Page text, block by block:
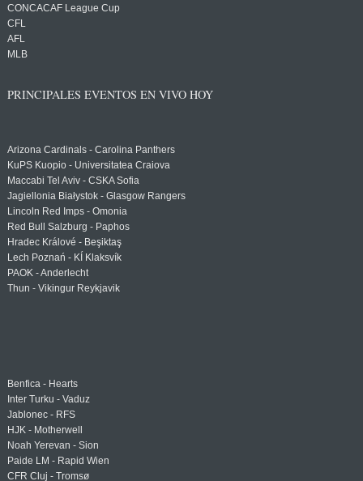
CONCACAF League Cup
CFL
AFL
MLB
PRINCIPALES EVENTOS EN VIVO HOY
Arizona Cardinals - Carolina Panthers
KuPS Kuopio - Universitatea Craiova
Maccabi Tel Aviv - CSKA Sofia
Jagiellonia Białystok - Glasgow Rangers
Lincoln Red Imps - Omonia
Red Bull Salzburg - Paphos
Hradec Králové - Beşiktaş
Lech Poznań - KÍ Klaksvík
PAOK - Anderlecht
Thun - Vikingur Reykjavik
Benfica - Hearts
Inter Turku - Vaduz
Jablonec - RFS
HJK - Motherwell
Noah Yerevan - Sion
Paide LM - Rapid Wien
CFR Cluj - Tromsø